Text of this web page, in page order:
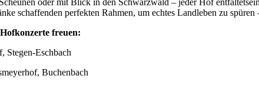
schaffenden perfekten Rahmen, um echtes Landleben zu
freuen:
Stegen-Eschbach
Buchenbach